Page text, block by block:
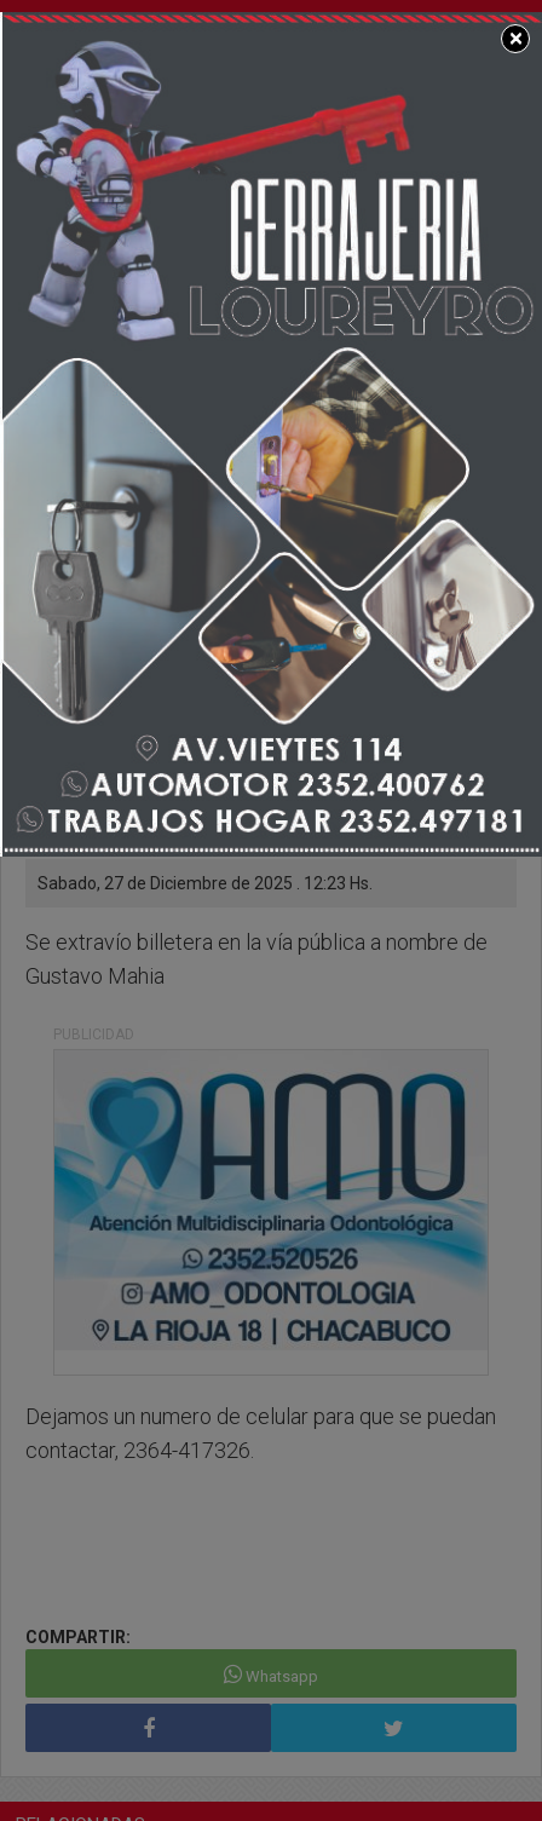
×
SOCIEDAD
Se extravió billetera
con documentación a
nombre de Gustavo
Mahia
Sabado, 27 de Diciembre de 2025 . 12:23 Hs.
Se extravío billetera en la vía pública a nombre de
Gustavo Mahia
PUBLICIDAD
Dejamos un numero de celular para que se puedan
contactar, 2364-417326.
COMPARTIR:
Whatsapp